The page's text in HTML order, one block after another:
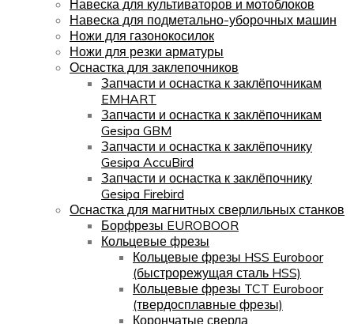
Навеска для культиваторов и мотоблоков
Навеска для подметально-уборочных машин
Ножи для газонокосилок
Ножи для резки арматуры
Оснастка для заклепочников
Запчасти и оснастка к заклёпочникам
EMHART
Запчасти и оснастка к заклёпочникам
Gesipa GBM
Запчасти и оснастка к заклёпочнику
Gesipa AccuBird
Запчасти и оснастка к заклёпочнику
Gesipa Firebird
Оснастка для магнитных сверлильных станков
Борфрезы EUROBOOR
Кольцевые фрезы
Кольцевые фрезы HSS Euroboor
(быстрорежущая сталь HSS)
Кольцевые фрезы TCT Euroboor
(твердосплавные фрезы)
Корончатые сверла